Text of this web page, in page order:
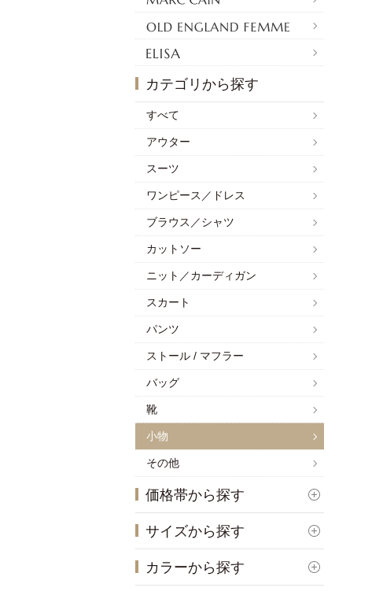
カテゴリから探す
すべて
アウター
スーツ
ワンピース／ドレス
ブラウス／シャツ
カットソー
ニット／カーディガン
スカート
パンツ
ストール / マフラー
バッグ
靴
小物
その他
価格帯から探す
サイズから探す
カラーから探す